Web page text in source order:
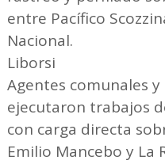
entre Pacífico
Nacional.
Liborsi
Agentes comunales
ejecutaron trabajos
con carga directa
Emilio Mancebo y La